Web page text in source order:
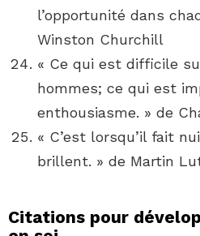
l’opportunité dans
Winston Churchill
« Ce qui est difficile
hommes; ce qui est
enthousiasme. » de
« C’est lorsqu’il fait
brillent. » de Martin
Citations pour